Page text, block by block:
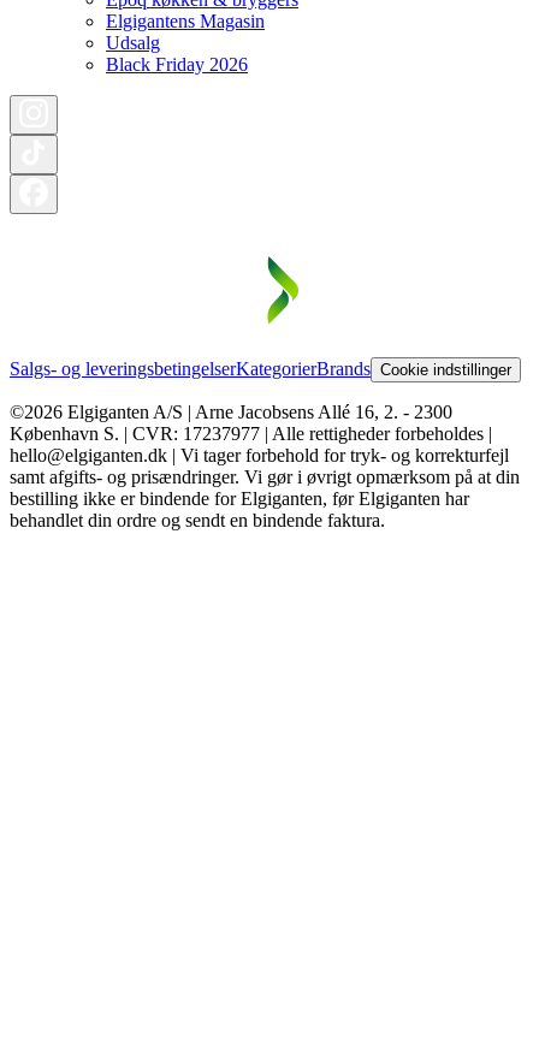
Elgigantens Magasin
Udsalg
Black Friday 2026
Salgs- og leveringsbetingelserKategorierBrands Cookie indstillinger
©2026 Elgiganten A/S | Arne Jacobsens Allé 16, 2. - 2300
København S. | CVR: 17237977 | Alle rettigheder forbeholdes |
hello@elgiganten.dk | Vi tager forbehold for tryk- og korrekturfejl
samt afgifts- og prisændringer. Vi gør i øvrigt opmærksom på at din
bestilling ikke er bindende for Elgiganten, før Elgiganten har
behandlet din ordre og sendt en bindende faktura.